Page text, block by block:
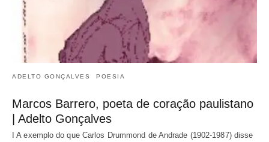
ADELTO GONÇALVES POESIA
Marcos Barrero, poeta de coração paulistano
| Adelto Gonçalves
I A exemplo do que Carlos Drummond de Andrade (1902-1987) disse